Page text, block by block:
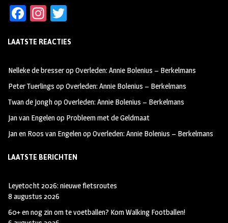
Fa
b
oo
k
In
ag
m
tt
LAATSTE REACTIES
Nelleke de bresseropOverleden: Annie Bolenius – Berkelmans
Peter Tuerlings opOverleden: Annie Bolenius – Berkelmans
Twan de JonghopOverleden: Annie Bolenius – Berkelmans
Jan van Engelenop Probleem met de Geldmaat
Jan en Roos van EngelenopOverleden: Annie Bolenius – Berkelmans
LAATSTE BERICHTEN
Leyetocht 2026: nieuwe fietsroutes
8 augustus 2026
60+ en nog zin om te voetballen? Kom Walking Footballen!